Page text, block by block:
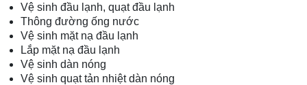
Vệ sinh đầu lạnh, quạt đầu lạnh
Thông đường ống nước
Vệ sinh mặt nạ đầu lạnh
Lắp mặt nạ đầu lạnh
Vệ sinh dàn nóng
Vệ sinh quạt tản nhiệt dàn nóng